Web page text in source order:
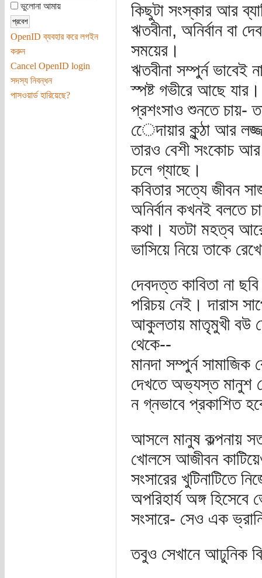
ভুলোনা আমায়
OpenID ব্যবহার করে লগইন
করুন
Cancel OpenID login
সদস্য নিবন্ধন
পাসওয়ার্ড হারিয়েছে?
কিছুটা সংস্কার আর
ঋতবীনা, অনির্বান বা
সময়ের।
ঋতবীনা সম্পুর্ন ভাবেই
স্পষ্ট গভীরে আছে
প্রশংসাও শুনতে চায়-
েেদায়ার কুন্ঠা আর
তারও বেশী সংকোচ আর
চলে গ্যাছে।
কবিতার সত্যে জীবন
অনির্বান কখনই বলতে
কথা। যতটা মহত্ব
ভাসিয়ে নিয়ে তাকে
দেবদত্ত কাবিতা না
পরিচয় নেই। দারাস
আকুলতায় মাতৃমুখী বউ
থেকে--
মানদা সম্পুর্ন
দেখতে অভ্যস্ত মানুশ
ন গ্নভাবে প্রকাশিত
আসলে মানুষ কল্পনায়
খোলসে আজীবন
সংসারের খুটিনাটিতে
অপরিহার্য অঙ্গ হিসেবে
সংসারে- সেও এক
তবুও সেখানে আঢুনিক